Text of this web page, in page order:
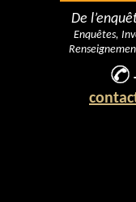
De
Enquêtes,